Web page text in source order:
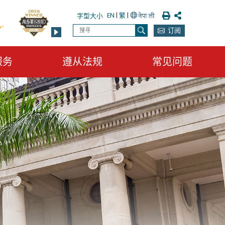
字型大小 EN | 繁| 列印 分享
搜寻
搜寻 订阅
遵从法规 常见问题